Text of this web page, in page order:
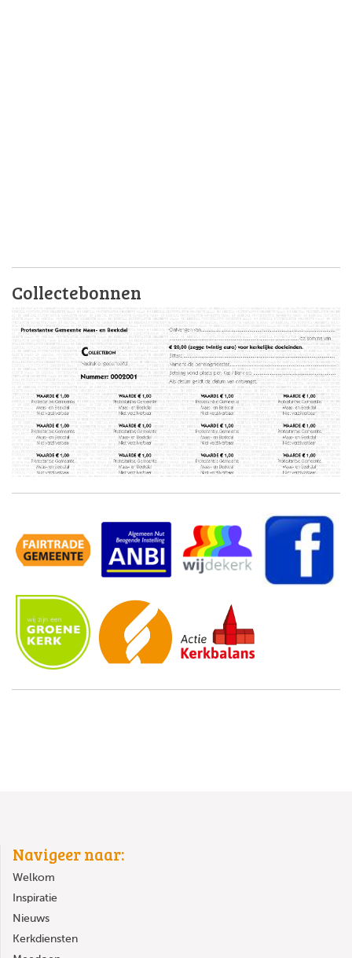
Collectebonnen
Navigeer naar:
Welkom
Inspiratie
Nieuws
Kerkdiensten